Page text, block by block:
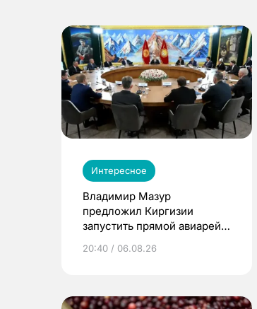
Интересное
Владимир Мазур
предложил Киргизии
запустить прямой авиарейс
20:40 / 06.08.26